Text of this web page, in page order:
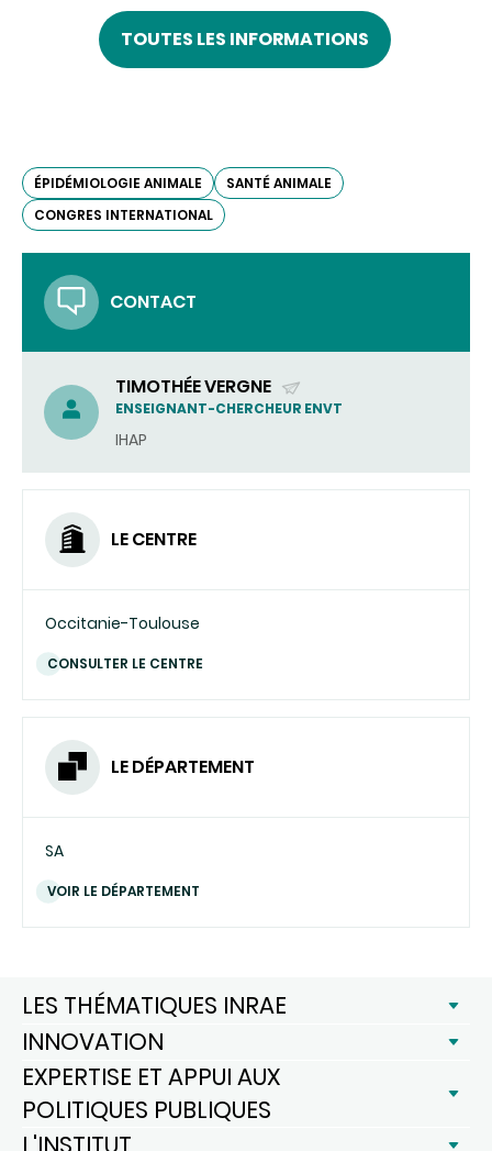
TOUTES LES INFORMATIONS
ÉPIDÉMIOLOGIE ANIMALE
SANTÉ ANIMALE
CONGRES INTERNATIONAL
CONTACT
TIMOTHÉE VERGNE
(ENVOYER
UN
ENSEIGNANT-CHERCHEUR ENVT
IHAP
LE CENTRE
Occitanie-Toulouse
CONSULTER LE CENTRE
LE DÉPARTEMENT
SA
VOIR LE DÉPARTEMENT
LES THÉMATIQUES INRAE
INNOVATION
EXPERTISE ET APPUI AUX
POLITIQUES PUBLIQUES
L'INSTITUT